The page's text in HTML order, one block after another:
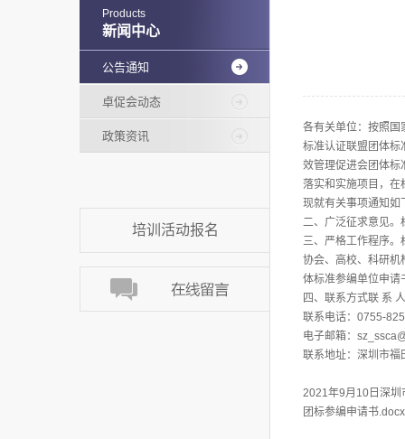
新闻中心
Products
公告通知
卓促会动态
政策资讯
培训活动报名
各有关单位：按照国
标准认证联盟团体标
效管理促进会团体标
落实和实施项目，在
现就有关事项通知如
二、广泛征求意见。
三、严格工作程序。
协会、高校、科研机
体标准参编单位申请
四、联系方式联 系
联系电话：0755-
电子邮箱：
联系地址：深圳市
2021年9月10日深圳
团标参编申请书.docx